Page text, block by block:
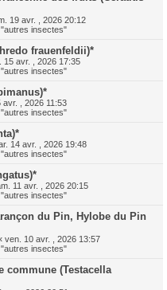
19 avr. , 2026 20:12
insectes"
frauenfeldii)*
15 avr. , 2026 17:35
insectes"
avr. , 2026 11:53
insectes"
14 avr. , 2026 19:48
insectes"
11 avr. , 2026 20:15
insectes"
du Pin, Hylobe du Pin
ven. 10 avr. , 2026 13:57
insectes"
commune (Testacella